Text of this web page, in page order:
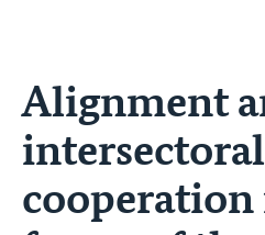
Alignment
intersectoral